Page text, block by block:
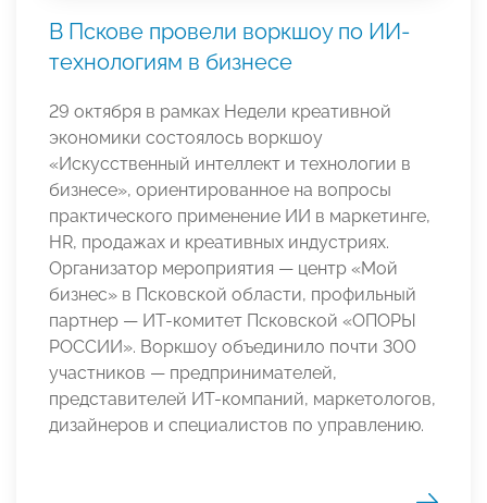
В Пскове провели воркшоу по ИИ-
технологиям в бизнесе
29 октября в рамках Недели креативной
экономики состоялось воркшоу
«Искусственный интеллект и технологии в
бизнесе», ориентированное на вопросы
практического применение ИИ в маркетинге,
HR, продажах и креативных индустриях.
Организатор мероприятия — центр «Мой
бизнес» в Псковской области, профильный
партнер — ИТ-комитет Псковской «ОПОРЫ
РОССИИ». Воркшоу объединило почти 300
участников — предпринимателей,
представителей ИТ-компаний, маркетологов,
дизайнеров и специалистов по управлению.